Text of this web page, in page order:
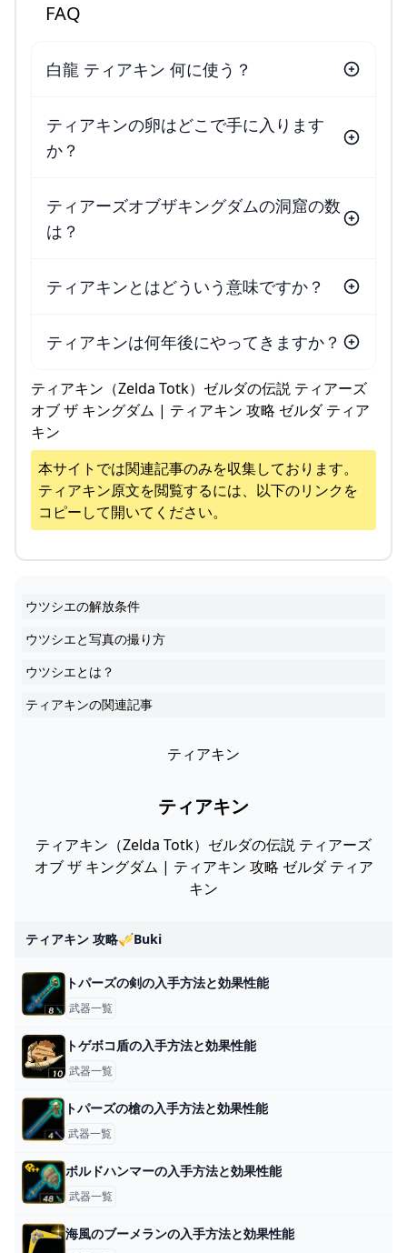
FAQ
白龍 ティアキン 何に使う？
ティアキンの卵はどこで手に入ります
か？
ティアーズオブザキングダムの洞窟の数
は？
ティアキンとはどういう意味ですか？
ティアキンは何年後にやってきますか？
ティアキン（Zelda Totk）ゼルダの伝説 ティアーズ
オブ ザ キングダム | ティアキン 攻略 ゼルダ ティア
キン
本サイトでは関連記事のみを収集しております。
ティアキン原文を閲覧するには、以下のリンクを
コピーして開いてください。
ウツシエの解放条件
ウツシエと写真の撮り方
ウツシエとは？
ティアキンの関連記事
ティアキン
ティアキン
ティアキン（Zelda Totk）ゼルダの伝説 ティアーズ
オブ ザ キングダム | ティアキン 攻略 ゼルダ ティア
キン
ティアキン 攻略🎺buki
トパーズの剣の入手方法と効果性能
武器一覧
トゲボコ盾の入手方法と効果性能
武器一覧
トパーズの槍の入手方法と効果性能
武器一覧
ボルドハンマーの入手方法と効果性能
武器一覧
海風のブーメランの入手方法と効果性能